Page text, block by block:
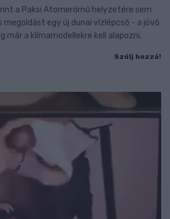
a Paksi Atomerőmű helyzetére sem
egy új dunai vízlépcső - a jövő
már a klímamodellekre kell alapozni.
Szólj hozzá!